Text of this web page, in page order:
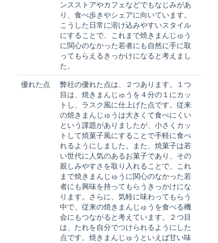
ンスストアやカフェなどでもなじみがあ
り、食べ歩きやシェアに向いています。
こうした日常に溶け込みやすいスタイル
にすることで、これまで焼きまんじゅう
に関心のなかった若者にも自然に手に取
ってもらえるきっかけになると考えまし
た。
優れた点
弊社の優れた点は、２つあります。１つ
目は、焼きまんじゅうを４分の１にカッ
トし、ラスク風に仕上げた点です。従来
の焼きまんじゅうは大きくて食べにくい
という課題がありましたが、小さくカッ
トして焼菓子風にすることで手軽に食べ
れるようにしました。また、焼菓子は若
い世代に人気のあるお菓子であり、その
親しみやすさを取り入れることで、これ
まで焼きまんじゅうに関心のなかった若
者にも興味を持ってもらうきっかけにな
ります。さらに、気軽に味わってもらう
中で、従来の焼きまんじゅうを食べる機
会にもつながると考えています。２つ目
は、たれを自分でつけられるようにした
点です。焼きまんじゅうといえば甘い味